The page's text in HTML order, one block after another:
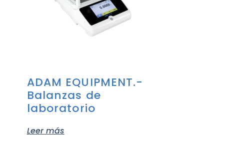
ADAM EQUIPMENT.-
Balanzas de
laboratorio
Leer más